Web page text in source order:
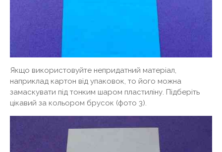
Якщо використовуйте непридатний матеріал,
наприклад картон від упаковок, то його можна
замаскувати під тонким шаром пластиліну. Підберіть
цікавий за кольором брусок (фото 3).